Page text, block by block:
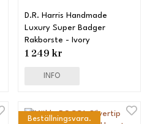
D.R. Harris Handmade
Luxury Super Badger
Rakborste - Ivory
1 249 kr
INFO
Beställningsvara.